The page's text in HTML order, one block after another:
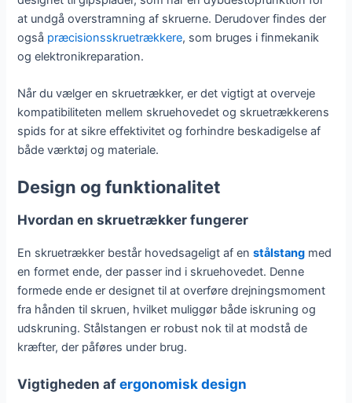
at undgå overstramning af skruerne. Derudover findes der
også præcisionsskruetrækkere, som bruges i finmekanik
og elektronikreparation.
Når du vælger en skruetrækker, er det vigtigt at overveje
kompatibiliteten mellem skruehovedet og skruetrækkerens
spids for at sikre effektivitet og forhindre beskadigelse af
både værktøj og materiale.
Design og funktionalitet
Hvordan en skruetrækker fungerer
En skruetrækker består hovedsageligt af enstålstang med
en formet ende, der passer ind i skruehovedet. Denne
formede ende er designet til at overføre drejningsmoment
fra hånden til skruen, hvilket muliggør både iskruning og
udskruning. Stålstangen er robust nok til at modstå de
kræfter, der påføres under brug.
Vigtigheden afergonomisk design